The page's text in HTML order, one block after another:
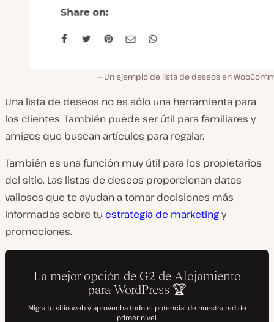
Un ejemplo de lista de deseos en
Una lista de deseos no es sólo una herramienta para
los clientes. También puede ser útil para familiares y
amigos que buscan artículos para regalar.
También es una función muy útil para los propietarios
del sitio. Las listas de deseos proporcionan datos
valiosos que te ayudan a tomar decisiones más
informadas sobre tu estrategia de marketingy
promociones.